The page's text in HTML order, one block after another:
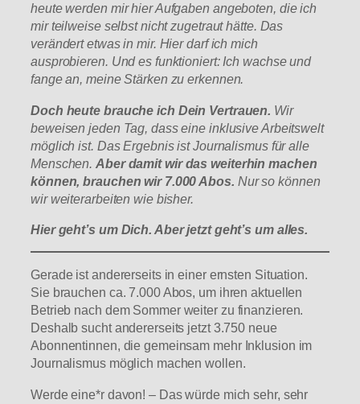
heute werden mir hier Aufgaben angeboten, die ich
mir teilweise selbst nicht zugetraut hätte. Das
verändert etwas in mir. Hier darf ich mich
ausprobieren. Und es funktioniert: Ich wachse und
fange an, meine Stärken zu erkennen.
Doch heute brauche ich Dein Vertrauen. Wir
beweisen jeden Tag, dass eine inklusive Arbeitswelt
möglich ist. Das Ergebnis ist Journalismus für alle
Menschen. Aber damit wir das weiterhin machen
können, brauchen wir 7.000 Abos. Nur so können
wir weiterarbeiten wie bisher.
Hier geht’s um Dich. Aber jetzt geht’s um alles.
Gerade ist andererseits in einer ernsten Situation.
Sie brauchen ca. 7.000 Abos, um ihren aktuellen
Betrieb nach dem Sommer weiter zu finanzieren.
Deshalb sucht andererseits jetzt 3.750 neue
Abonnentinnen, die gemeinsam mehr Inklusion im
Journalismus möglich machen wollen.
Werde eine*r davon! – Das würde mich sehr, sehr